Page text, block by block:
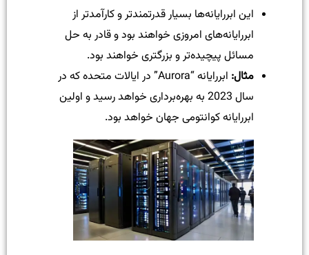
این ابررایانه‌ها بسیار قدرتمندتر و کارآمدتر از
ابررایانه‌های امروزی خواهند بود و قادر به حل
مسائل پیچیده‌تر و بزرگتری خواهند بود.
مثال:
ابررایانه “Aurora” در ایالات متحده که در
سال 2023 به بهره‌برداری خواهد رسید و اولین
ابررایانه کوانتومی جهان خواهد بود.